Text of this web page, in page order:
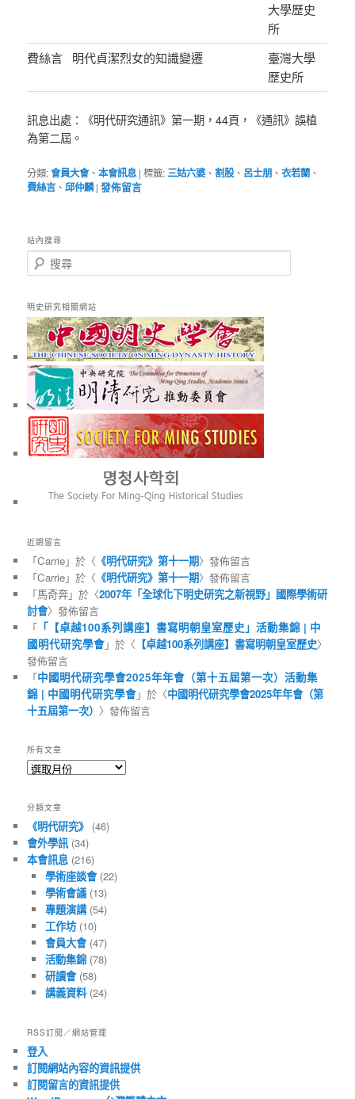
大學歷史
所
費絲言
明代貞潔烈女的知識變遷
臺灣大學
歷史所
訊息出處：《明代研究通訊》第一期，44頁，《通訊》誤植
為第二屆。
分類:會員大會、本會訊息 |標籤:三姑六婆、割股、 呂士朋 、衣若蘭、
費絲言、邱仲麟 |發佈留言
站內搜尋
搜
尋
明史研究相關網站
近期留言
「Carrie」於〈 《明代研究》第十一期〉發佈留言
「Carrie」於〈 《明代研究》第十一期〉發佈留言
「馬奇奔」於〈2007年「全球化下明史研究之新視野」國際學術研
討會〉發佈留言
「 「【卓越100系列講座】書寫明朝皇室歷史」活動集錦 | 中
國明代研究學會」於〈 【卓越100系列講座】書寫明朝皇室歷史〉
發佈留言
「中國明代研究學會2025年年會（第十五屆第一次）活動集
錦 | 中國明代研究學會」於〈中國明代研究學會2025年年會（第
十五屆第一次） 〉發佈留言
所有文章
所
章
分類文章
《明代研究》 (46)
會外學訊(34)
本會訊息 (216)
學術座談會(22)
學術會議(13)
專題演講(54)
工作坊(10)
會員大會(47)
活動集錦(78)
研讀會(58)
講義資料(24)
RSS訂閱／網站管理
登入
訂閱網站內容的資訊提供
訂閱留言的資訊提供